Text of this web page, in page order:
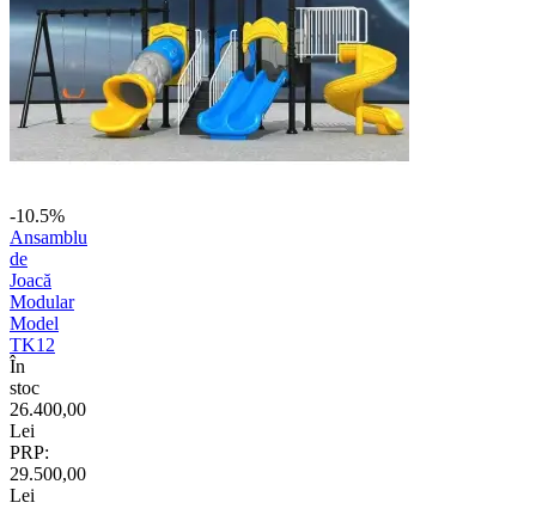
-10.5%
Ansamblu
de
Joacă
Modular
Model
TK12
În
stoc
26.400,00
Lei
PRP:
29.500,00
Lei